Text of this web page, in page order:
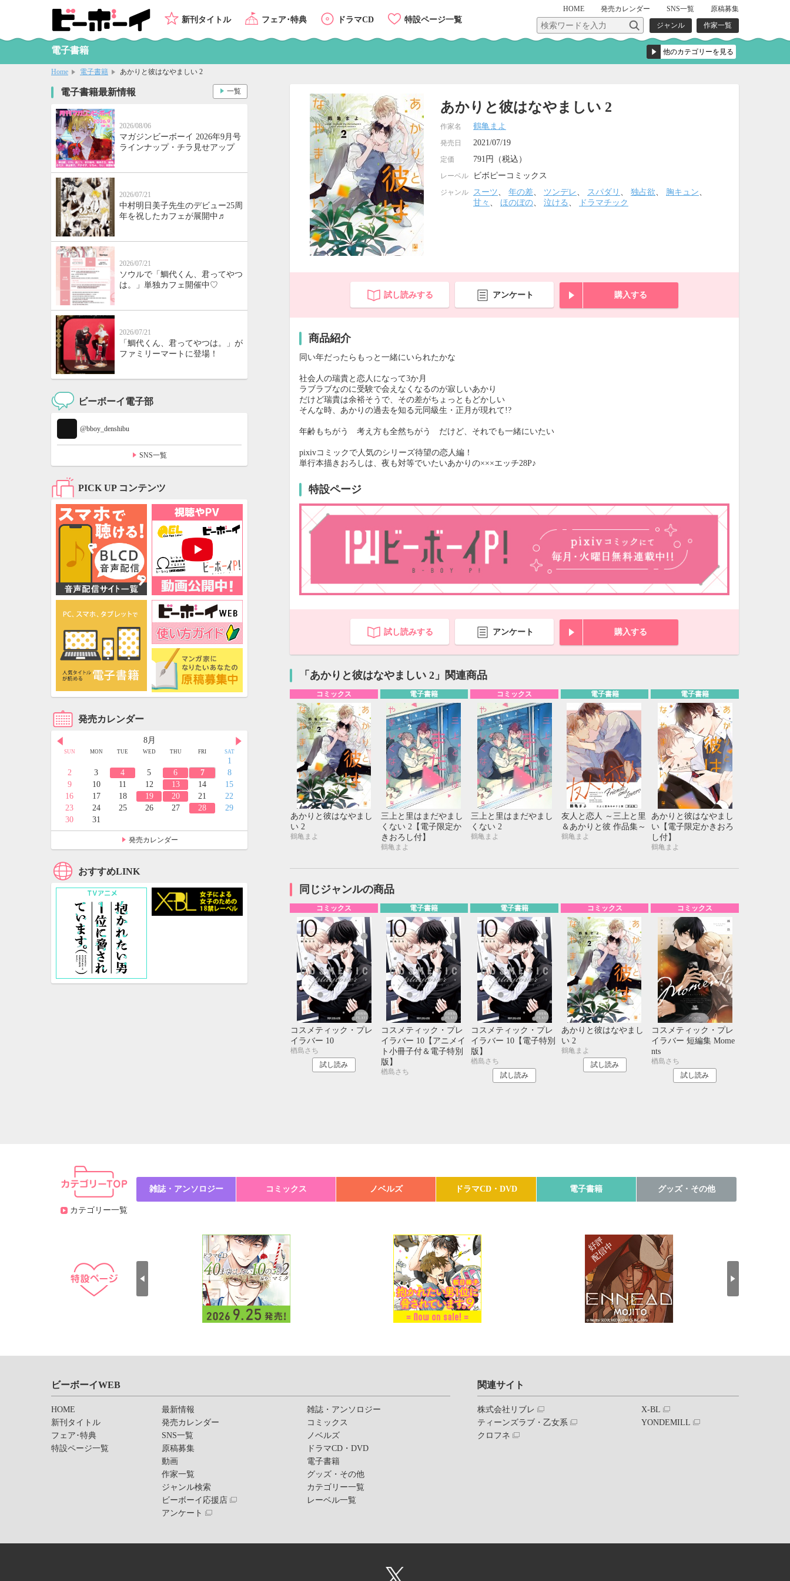
HOME 発売カレンダー SNS一覧
原稿募集
ジャンル
作家一覧
新刊タイトル フェア･特典 ドラマCD 特設ページ一覧
電子書籍
Home 電子書籍 あかりと彼はなやましい 2
あかりと彼はなやましい 2
作家名 鶴亀まよ
発売日 2021/07/19
定価 791円（税込）
レーベル ビボピーコミックス
ジャンル スーツ、 年の差、 ツンデレ 、 スパダリ 、 独占欲、 胸キュン、
甘々 、 ほのぼの、 泣ける 、 ドラマチック
試し読みする アンケート 購入する
商品紹介
同い年だったらもっと一緒にいられたかな
社会人の瑞貴と恋人になって3か月
ラブラブなのに受験で会えなくなるのが寂しいあかり
だけど瑞貴は余裕そうで、その差がちょっともどかしい
そんな時、あかりの過去を知る元同級生・正月が現れて!?
年齢もちがう 考え方も全然ちがう だけど、それでも一緒にいたい
pixivコミックで人気のシリーズ待望の恋人編！
単行本描きおろしは、夜も対等でいたいあかりの×××エッチ28P♪
特設ページ
試し読みする アンケート 購入する
「あかりと彼はなやましい 2」関連商品
コミックス
あかりと彼はなやまし
い 2
鶴亀まよ
電子書籍
三上と里はまだやまし
くない 2【電子限定か
きおろし付】
鶴亀まよ
コミックス
三上と里はまだやまし
くない 2
鶴亀まよ
電子書籍
友人と恋人 ～三上と里
＆あかりと彼 作品集～
鶴亀まよ
電子書籍
あかりと彼はなやまし
い【電子限定かきおろ
し付】
鶴亀まよ
同じジャンルの商品
コミックス
コスメティック・プレ
イラバー 10
楢島さち
試し読み
電子書籍
コスメティック・プレ
イラバー 10【アニメイ
ト小冊子付＆電子特別
版】
楢島さち
電子書籍
コスメティック・プレ
イラバー 10【電子特別
版】
楢島さち
試し読み
コミックス
あかりと彼はなやまし
い 2
鶴亀まよ
試し読み
コミックス
コスメティック・プレ
イラバー 短編集 Mome
nts
楢島さち
試し読み
電子書籍最新情報
2026/08/06
マガジンビーボーイ 2026年9月号
ラインナップ・チラ見せアップ
2026/07/21
中村明日美子先生のデビュー25周
年を祝したカフェが展開中♬
2026/07/21
ソウルで「鯛代くん、君ってやつ
は。」単独カフェ開催中♡
2026/07/21
「鯛代くん、君ってやつは。」が
ファミリーマートに登場！
一覧
ビーボーイ電子部
@bboy_denshibu
SNS一覧
PICK UP コンテンツ
発売カレンダー
8月
SUN MON TUE WED THU FRI SAT
1
2
3 4 5 6 7
8
9
10 11 12 13 14
15
16
17 18 19 20 21
22
23
24 25 26 27 28
29
30
31
9月
TUE WED THU FRI SAT
1 2 3 4
5
8 9 10 11
12
15 16 17 18
19
22 23 25
26
29 30
10月
SUN MON TUE WED THU FRI SAT
1 2
3
4
5 6 7 8 9
10
11
12 13 14 15 16
17
19 20 21 22 23
24
26 29 30 31
発売カレンダー
おすすめLINK
カテゴリー一覧
雑誌・アンソロジー コミックス ノベルズ ドラマCD・DVD 電子書籍 グッズ・その他
ビーボーイWEB
HOME
新刊タイトル
フェア･特典
特設ページ一覧
最新情報
発売カレンダー
SNS一覧
原稿募集
動画
作家一覧
ジャンル検索
ビーボーイ応援店
アンケート
雑誌・アンソロジー
コミックス
ノベルズ
ドラマCD・DVD
電子書籍
グッズ・その他
カテゴリー一覧
レーベル一覧
関連サイト
株式会社リブレ
ティーンズラブ・乙女系
クロフネ
X-BL
YONDEMILL